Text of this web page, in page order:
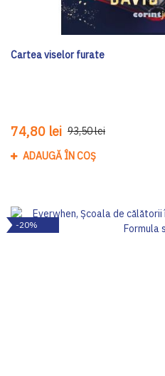
Cartea viselor furate
74,80 lei 93,50 lei
ADAUGĂ ÎN COȘ
-20%